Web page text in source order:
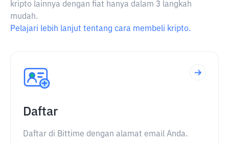
kripto lainnya dengan fiat hanya dalam 3 langkah
mudah.
Pelajari lebih lanjut tentang cara membeli kripto.
Daftar
Daftar di Bittime dengan alamat email Anda.